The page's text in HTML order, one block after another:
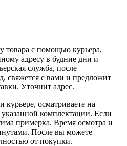
товара с помощью курьера,
адресу в будние дни и
служба, после
свяжется с вами и предложит
Уточнит адрес.
осматриваете на
указанной комплектации. Если
примерка. Время осмотра и
После вы можете
от покупки.